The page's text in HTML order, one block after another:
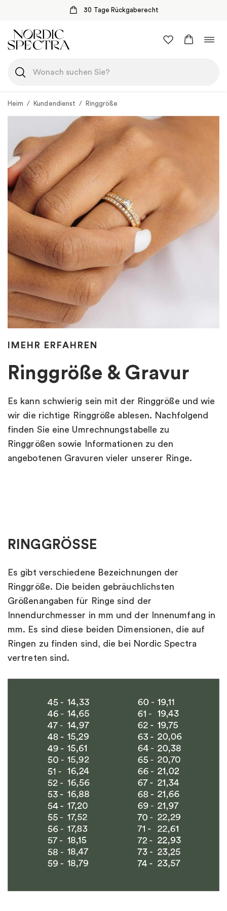
30 Tage Rückgaberecht
Inhalt
springen
Heim / Kundendienst / Ringgröße
IMEHR ERFAHREN
Ringgröße & Gravur
Es kann schwierig sein mit der Ringgröße und wie
wir die richtige Ringgröße ablesen. Nachfolgend
finden Sie eine Umrechnungstabelle zu
Ringgrößen sowie Informationen zu den
angebotenen Gravuren vieler unserer Ringe.
RINGGRÖSSE
Es gibt verschiedene Bezeichnungen der
Ringgröße. Die beiden gebräuchlichsten
Größenangaben für Ringe sind der
Innendurchmesser in mm und der Innenumfang in
mm. Es sind diese beiden Dimensionen, die auf
Ringen zu finden sind, die bei Nordic Spectra
vertreten sind.